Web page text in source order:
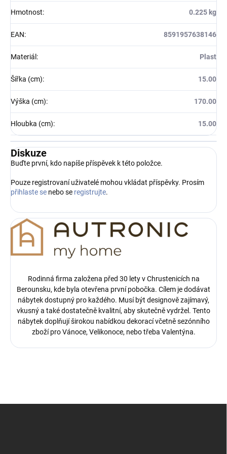
Hmotnost: 0.225 kg
EAN: 8591957638146
Materiál : Plast
Šířka (cm): 15.00
Výška (cm): 170.00
Hloubka (cm): 15.00
Diskuze
Buďte první, kdo napíše příspěvek k této položce.
Pouze registrovaní uživatelé mohou vkládat příspěvky. Prosím
přihlaste se nebo se registrujte.
Rodinná firma založena před 30 lety v Chrustenicích na
Berounsku, kde byla otevřena první pobočka. Cílem je dodávat
nábytek dostupný pro každého. Musí být designově zajímavý,
vkusný a také dostatečně kvalitní, aby skutečně vydržel. Tento
nábytek doplňují širokou nabídkou dekorací včetně sezónního
zboží pro Vánoce, Velikonoce, nebo třeba Valentýna.